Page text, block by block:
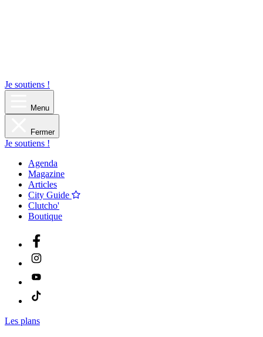
Je soutiens !
Menu
Fermer
Je soutiens !
Agenda
Magazine
Articles
City Guide
Clutcho'
Boutique
Les plans